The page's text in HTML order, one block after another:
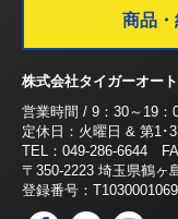
商品
株式会社タイガーオート
営業時間 / 9：30～19：
定休日：火曜日 & 第1･
TEL：049-286-6644
〒350-2223 埼玉県鶴ヶ
登録番号：